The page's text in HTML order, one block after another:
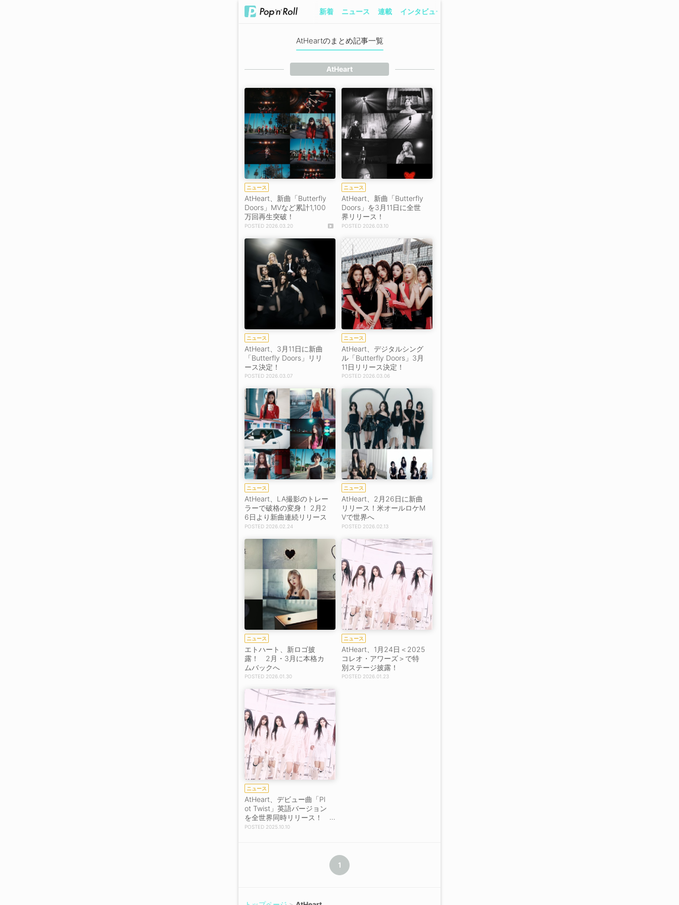
新着 ニュース 連載 インタビュー
AtHeartのまとめ記事一覧
AtHeart
ニュース
AtHeart、新曲「Butterfly
Doors」MVなど累計1,100
万回再生突破！
2026.03.20
ニュース
AtHeart、新曲「Butterfly
Doors」を3月11日に全世
界リリース！
2026.03.10
ニュース
AtHeart、3月11日に新曲
「Butterfly Doors」リリ
ース決定！
2026.03.07
ニュース
AtHeart、デジタルシング
ル「Butterfly Doors」3月
11日リリース決定！
2026.03.06
ニュース
AtHeart、LA撮影のトレー
ラーで破格の変身！ 2月2
6日より新曲連続リリース
2026.02.24
ニュース
AtHeart、2月26日に新曲
リリース！米オールロケM
Vで世界へ
2026.02.13
ニュース
エトハート、新ロゴ披
露！ 2月・3月に本格カ
ムバックへ
2026.01.30
ニュース
AtHeart、1月24日＜2025
コレオ・アワーズ＞で特
別ステージ披露！
2026.01.23
ニュース
AtHeart、デビュー曲「Pl
ot Twist」英語バージョン
を全世界同時リリース！
予測不能の展開で“ハート
2025.10.10
1